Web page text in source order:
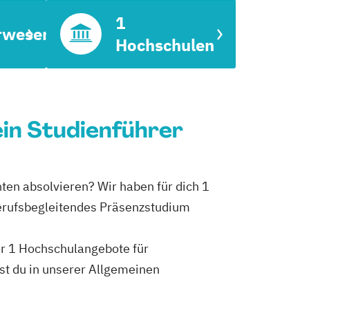
1
Hochschulen
Studienführer
absolvieren? Wir haben für dich 1
Präsenzstudium
1 Hochschulangebote für
du in unserer Allgemeinen